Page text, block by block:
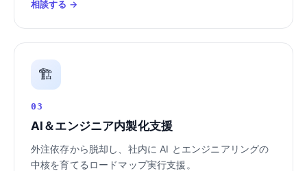
相談する →
🏗️
03
AI＆エンジニア内製化支援
外注依存から脱却し、社内に AI とエンジニアリングの
中核を育てるロードマップ実行支援。